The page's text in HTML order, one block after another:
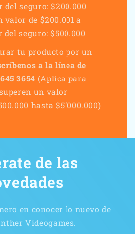
del seguro: $200.000
valor de $200.001 a
del seguro: $500.000
tu producto por un
a la línea de
3654 (Aplica para
un valor
hasta $5'000.000)
de las
en conocer lo nuevo de
Videogames.